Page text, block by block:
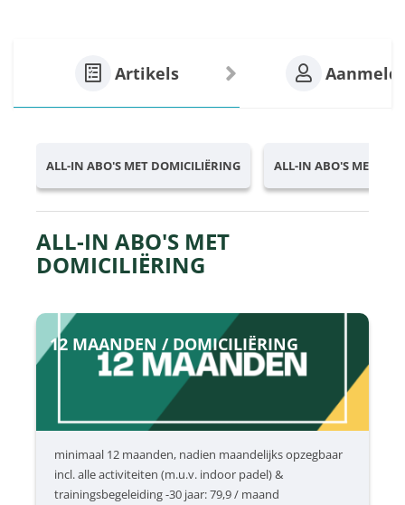
Artikels
ALL-IN ABO'S MET DOMICILIËRING ALL-IN ABO'S MET
ALL-IN ABO'S MET
DOMICILIËRING
12 MAANDEN / DOMICILIËRING
minimaal 12 maanden, nadien maandelijks opzegbaar
incl. alle activiteiten (m.u.v. indoor padel) &
trainingsbegeleiding -30 jaar: 79,9 / maand